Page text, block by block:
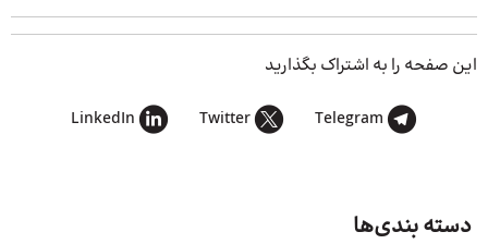
این صفحه را به اشتراک بگذارید
Telegram
Twitter
LinkedIn
دسته بندی‌ها